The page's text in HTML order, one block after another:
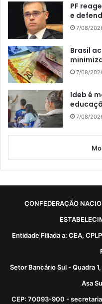
PF
e
7/08/
Brasil
7/08/
Ideb é
7/08/
CONFEDERAÇÃO
Entidade Filiada a: CEA,
Setor Bancário Sul - Quadra
Asa
CEP: 70093-900 -